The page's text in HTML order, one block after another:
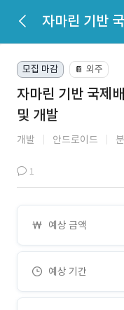
모집 마감 📔 외주
자마린 기반 국제
및 개발
개발 안드로이드
1
예상 금액
예상 기간